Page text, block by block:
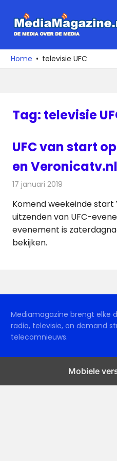
naar
media
over
Home televisie UFC
Tag: televisie
UFC van start
en Veronicatv.nl
17 januari 2019
Komend weekeinde
uitzenden van UFC-
evenement is
bekijken.
Mediamagazine brengt elke
radio, televisie, on demand
telecomnieuws.
Mobiele